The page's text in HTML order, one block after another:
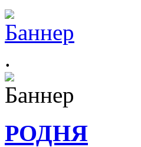
.
РОДНЯ